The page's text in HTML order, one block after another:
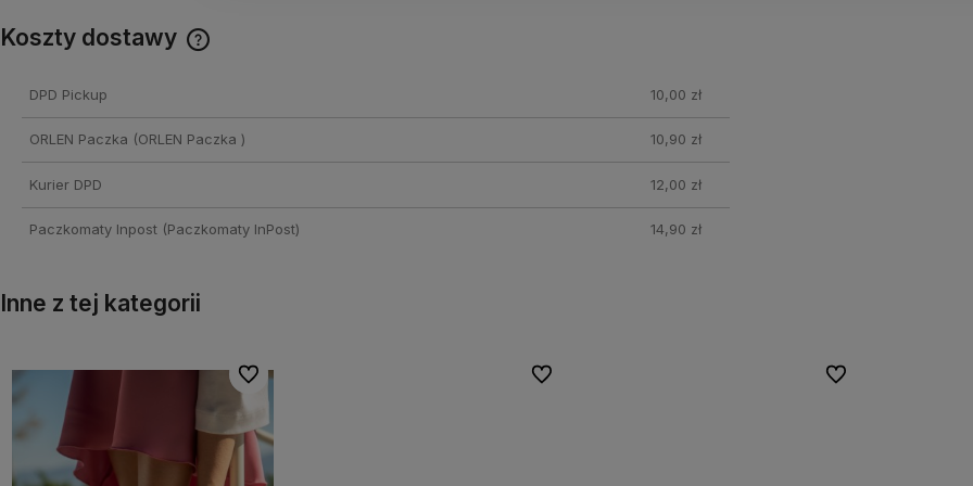
Koszty dostawy
DPD Pickup 10,00 zł
ORLEN Paczka (ORLEN Paczka ) 10,90 zł
Kurier DPD 12,00 zł
Paczkomaty Inpost(Paczkomaty InPost) 14,90 zł
Inne z tej kategorii
Do ulubionych
Do ulubionych Do ulubionych
Do ulubionych Do ulubionych
Do ulubionych